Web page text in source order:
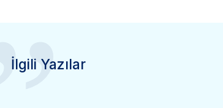
İlgili Yazılar